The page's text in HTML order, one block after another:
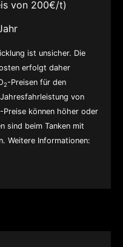
von 200€/t)
ist unsicher. Die
erfolgt daher
2-Preisen für den
von
-Preise können höher oder
sind beim Tanken mit
Weitere Informationen: